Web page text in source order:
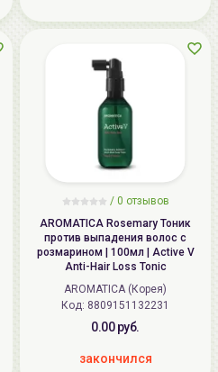
/ 0 отзывов
AROMATICA Rosemary Тоник
против выпадения волос с
розмарином | 100мл | Active V
Anti-Hair Loss Toniс
AROMATICA (Корея)
Код: 8809151132231
0.00 руб.
закончился